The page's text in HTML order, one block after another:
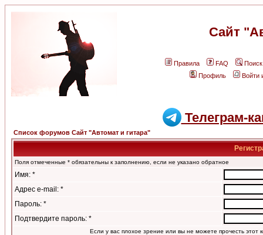
Сайт
Правила FAQ
Поиск
Профиль
Войти
Телеграм-
Список форумов Сайт "Автомат и гитара"
Поля отмеченные * обязательны к заполнению, если не указано обратное
Имя: *
Адрес e-mail: *
Пароль: *
Подтвердите пароль: *
Если у вас плохое зрение или вы не можете прочесть этот